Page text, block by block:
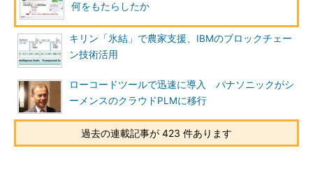
何をもたらしたか
キリン「氷結」で農家支援、IBMのブロックチェー
ン技術活用
ローコードツールで迅速に導入 パナソニックがシ
ーメンスのクラウドPLMに移行
過去の連載記事が 423 件あります